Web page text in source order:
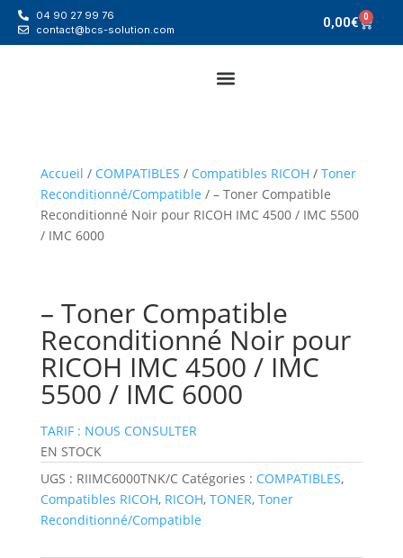
04 90 27 99 76
contact@bcs-solution.com
0,00€ 0
Accueil / COMPATIBLES / Compatibles RICOH / Toner
Reconditionné/Compatible / – Toner Compatible
Reconditionné Noir pour RICOH IMC 4500 / IMC 5500
/ IMC 6000
– Toner Compatible
Reconditionné Noir pour
RICOH IMC 4500 / IMC
5500 / IMC 6000
TARIF : NOUS CONSULTER
EN STOCK
UGS : RIIMC6000TNK/C Catégories : COMPATIBLES,
Compatibles RICOH, RICOH, TONER, Toner
Reconditionné/Compatible